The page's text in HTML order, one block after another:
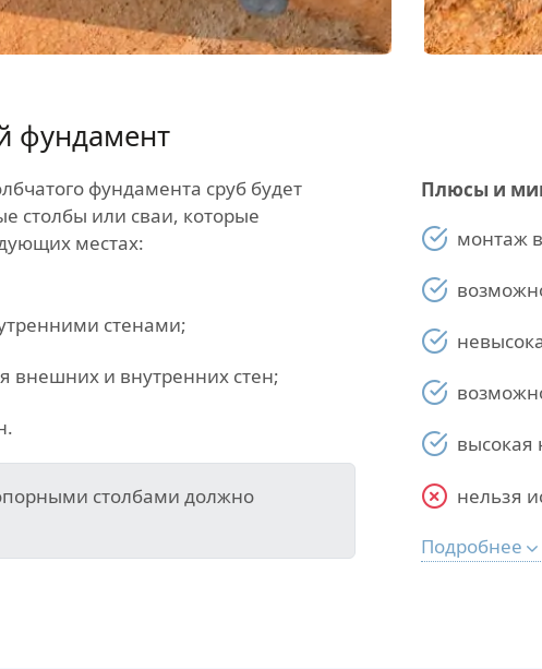
фундамент
фундамента сруб будет
столбы или сваи, которые
местах:
стенами;
внешних и внутренних стен;
столбами должно
Плюсы и
монтаж
высокая
нельзя
Подробнее